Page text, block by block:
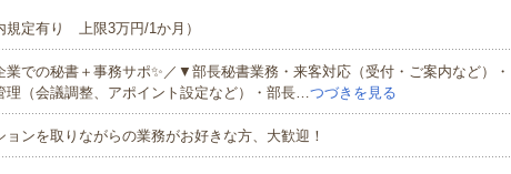
規定有り 上限3万円/1か月）
業での秘書＋事務サポ✨／▼部長秘書業務・来客対応（受付・ご案内など）・
理（会議調整、アポイント設定など）・部長…つづきを見る
ョンを取りながらの業務がお好きな方、大歓迎！